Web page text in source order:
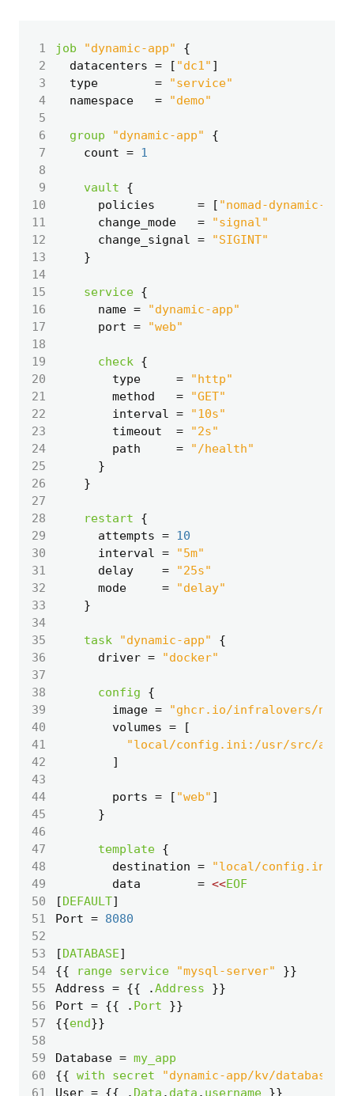
1 job "dynamic-app"
2
  datacenters
= [ "dc1" ]
3
  type
=
"service"
4
  namespace
=
"demo"
5
6
group "dynamic-app"
7
    count
= 1
8
9
vault
10
      policies
= [ "nomad-dynamic-app"
11
      change_mode
=
"signal"
12
      change_signal
=
"SIGINT"
13
14
15
service
16
      name
=
"dynamic-app"
17
      port
=
"web"
18
19
check
20
        type
=
"http"
21
        method
=
"GET"
22
        interval
=
"10s"
23
        timeout
=
"2s"
24
        path
=
"/health"
25
26
27
28
restart
29
      attempts
= 10
30
      interval
=
"5m"
31
      delay
=
"25s"
32
      mode
=
"delay"
33
34
35
task "dynamic-app"
36
      driver
=
"docker"
37
38
config
39
        image
=
"ghcr.io/infralovers/
40
        volumes
=
[
41
"local/config.ini:/usr/src/app/
42
]
43
44
        ports
= [ "web" ]
45
46
47
template
48
        destination
=
"local/config.ini"
49
        data
= <<EOF
50
[DEFAULT]
51
Port = 8080
52
53
[DATABASE]
54
{{ range service "mysql-server"
55
Address = {{ .Address
56
Port = {{ . Port
57
{{end
58
59
Database = my_app
60
{{ with secret
"dynamic-app/kv/database"
61
User = {{ . Data . data . username